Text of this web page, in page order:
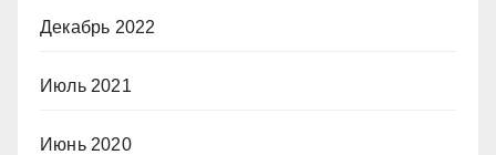
Декабрь 2022
Июль 2021
Июнь 2020